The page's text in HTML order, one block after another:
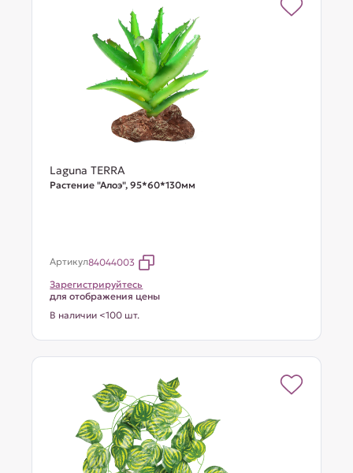
Laguna TERRA
Растение "Алоэ", 95*60*130мм
Артикул84044003
Зарегистрируйтесь
для отображения цены
В наличии <100 шт.